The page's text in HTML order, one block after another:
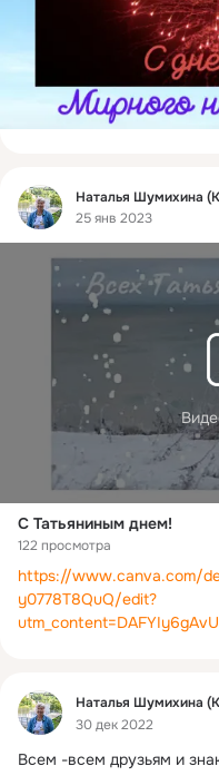
Фид
Наталья Шумихина
25 янв 2023
С Татьяниным днем!
122 просмотра
https://www.canva.com/
y0778T8QuQ/edit?
Фид
Наталья Шумихина
30 дек 2022
Всем -всем друзьям и